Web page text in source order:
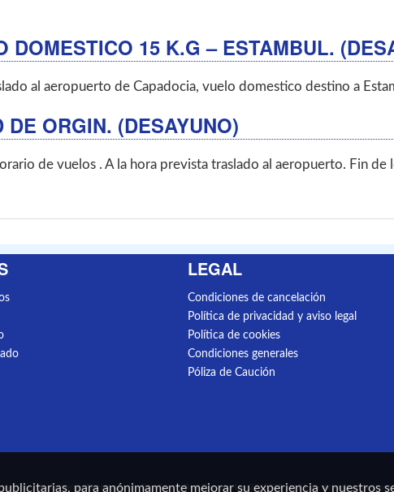
DOMESTICO 15 K.G – ESTAMBUL.
al aeropuerto de Capadocia, vuelo domestico destino a
ORGIN. (DESAYUNO)
de vuelos . A la hora prevista traslado al aeropuerto. Fin de
LEGAL
Condiciones de cancelación
Política de privacidad y aviso legal
Política de cookies
Condiciones generales
Póliza de Caución
y de Comercio Electrónico de España y el Real Decreto-Ley 23/2018, de 21 de diciembre, de
para anónimamente mejorar su experiencia y nuestros